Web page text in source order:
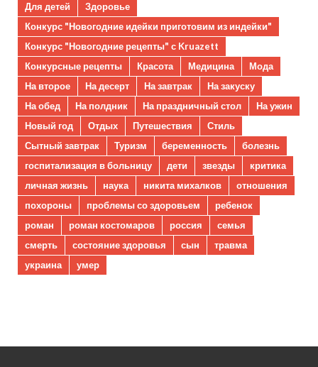
Для детей
Здоровье
Конкурс "Новогодние идейки приготовим из индейки"
Конкурс "Новогодние рецепты" с Kruazett
Конкурсные рецепты
Красота Медицина
Мода
На второе
На десерт На завтрак
На закуску
На обед
На полдник На праздничный стол
На ужин
Новый год
Отдых Путешествия
Стиль
Сытный завтрак
Туризм беременность
болезнь
госпитализация в больницу
дети звезды
критика
личная жизнь
наука никита михалков
отношения
похороны
проблемы со здоровьем
ребенок
роман
роман костомаров россия
семья
смерть
состояние здоровья сын
травма
украина
умер